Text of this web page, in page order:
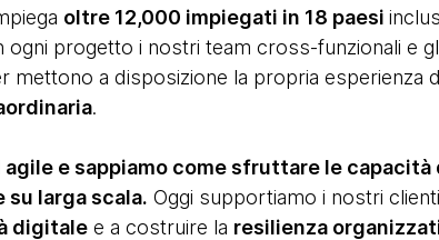
oltre 12,000 impiegati in 18 paesi
ogni progetto i nostri team cross-funzionali e
mettono a disposizione la propria esperienza
.
e sappiamo come sfruttare le capacità
larga scala. Oggi supportiamo i nostri clienti
digitalee a costruire la resilienza